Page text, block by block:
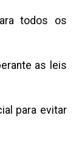
todos os
as leis
para evitar